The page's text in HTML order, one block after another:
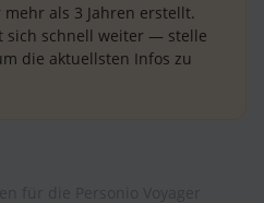
mehr als 3 Jahren erstellt.
sich schnell weiter — stelle
die aktuellsten Infos zu